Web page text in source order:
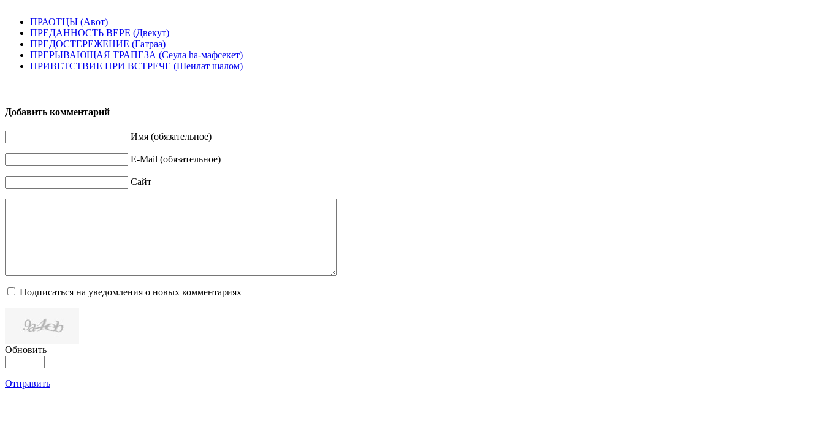
ПРАОТЦЫ (Авот)
ПРЕДАННОСТЬ ВЕРЕ (Двекут)
ПРЕДОСТЕРЕЖЕНИЕ (Гатраа)
ПРЕРЫВАЮЩАЯ ТРАПЕЗА (Сеула hа-мафсекет)
ПРИВЕТСТВИЕ ПРИ ВСТРЕЧЕ (Шеилат шалом)
Добавить комментарий
Имя (обязательное)
E-Mail (обязательное)
Сайт
Подписаться на уведомления о новых комментариях
Обновить
Отправить